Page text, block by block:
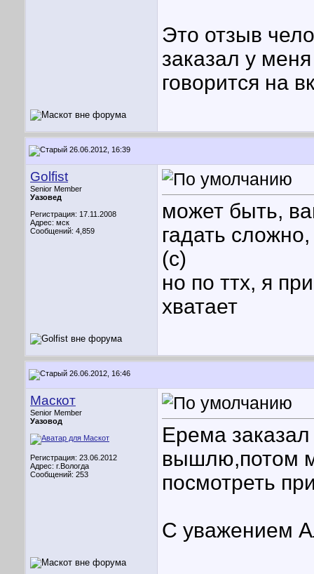
Это отзыв
заказал у
говорится на
26.06.2012, 16:39
Golfist
Senior Member
Уазовед
Регистрация: 17.11.2008
Адрес: мск
Сообщений: 4,859
может быть,
гадать
(с)
но по ттх, я
хватает
26.06.2012, 16:46
Маскот
Senior Member
Уазовод
Регистрация: 23.06.2012
Адрес: г.Вологда
Сообщений: 253
Ерема
вышлю,потом
посмотреть
С уважением